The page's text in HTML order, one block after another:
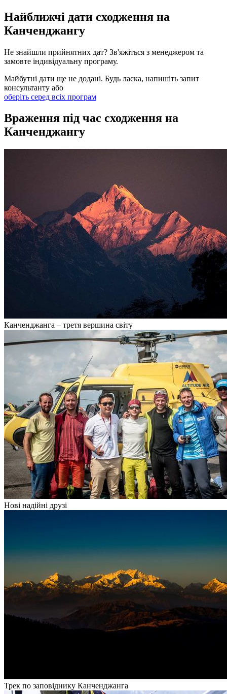
Найближчі дати сходження на
Канченджангу
Не знайшли прийнятних дат? Зв'яжіться з менеджером та
замовте індивідуальну програму.
Майбутні дати ще не додані. Будь ласка, напишіть запит
консультанту або
оберіть серед всіх програм
Враження під час сходження на
Канченджангу
Канченджанга – третя вершина світу
Нові надійні друзі
Трек по заповіднику Канченджанга